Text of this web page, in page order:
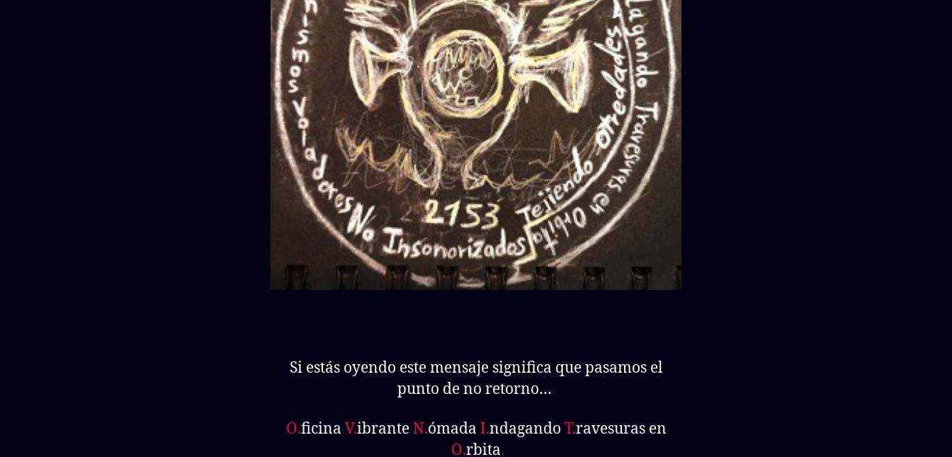
Si estás oyendo este mensaje significa que pasamos el
punto de no retorno…
O.ficina V.ibranteN.ómada I.ndagando T.ravesuras en
O.rbita